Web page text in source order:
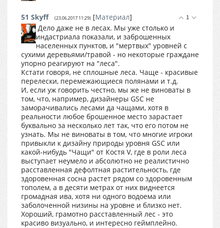
1
51 Skyff (23.06.2017 11:29) [Материал]
Дело даже не в лесах. Мы уже столько и
индастриала показали, и заброшенных
населенных пунктов, и "мертвых" уровней с
сухими деревьями/травой - но некоторые граждане
упорно реагируют на "леса".
Кстати говоря, не сплошные леса. Чаще - красивые
перелески, перемежающиеся полянами и т.д.
И, если уж говорить честно, мы же не виноваты в
том, что, например, дизайнеры GSC не
заморачивались лесами да чащами, хотя в
реальности любое брошенное место зарастает
буквально за несколько лет так, что его потом не
узнать. Мы не виноваты в том, что многие игроки
привыкли к дизайну природы уровня GSC или
какой-нибудь "Чащи" от Костя V, где в роли леса
выступает неумело и абсолютно не реалистично
расставленная дефолтная растительность, где
здоровенная сосна растет рядом со здоровенным
тополем, а в десяти метрах от них виднеется
громадная ива, хотя ни одного водоема или
заболоченной низины на уровне и близко нет.
Хороший, грамотно расставленный лес - это
красиво визуально, и интересно геймплейно.